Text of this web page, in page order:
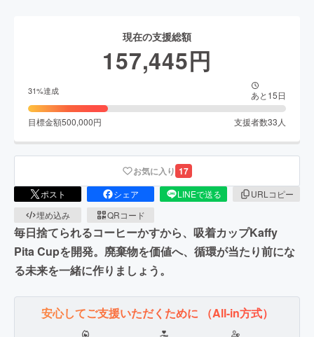
現在の支援総額
157,445円
31%達成 あと 15日
目標金額500,000円 支援者数33 人
お気に入り 17
ポスト シェア LINEで送る
URLコピー
埋め込み
QRコード
毎日捨てられるコーヒーかすから、吸着カップKaffy
Pita Cupを開発。廃棄物を価値へ、循環が当たり前にな
る未来を一緒に作りましょう。
安心してご支援いただくために （All-in方式）